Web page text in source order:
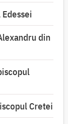
din
Cretei